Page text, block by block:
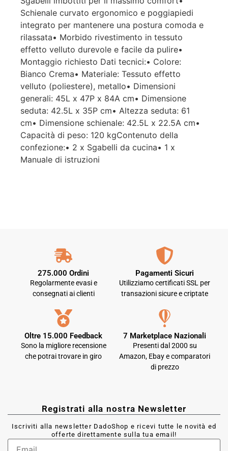
Schienale curvato ergonomico e poggiapiedi
integrato per mantenere una postura comoda e
rilassata• Morbido rivestimento in tessuto
effetto velluto durevole e facile da pulire•
Montaggio richiesto Dati tecnici:• Colore:
Bianco Crema• Materiale: Tessuto effetto
velluto (poliestere), metallo• Dimensioni
generali: 45L x 47P x 84A cm• Dimensione
seduta: 42.5L x 35P cm• Altezza seduta: 61
cm• Dimensione schienale: 42.5L x 22.5A cm•
Capacità di peso: 120 kgContenuto della
confezione:• 2 x Sgabelli da cucina• 1 x
Manuale di istruzioni
275.000 Ordini
Regolarmente evasi e
consegnati ai clienti
Pagamenti Sicuri
Utilizziamo certificati SSL per
transazioni sicure e criptate
Oltre 15.000 Feedback
Sono la migliore recensione
che potrai trovare in giro
7 Marketplace Nazionali
Presenti dal 2000 su
Amazon, Ebay e comparatori
di prezzo
Registrati alla nostra Newsletter
Iscriviti alla newsletter DadoShop e ricevi tutte le novità ed
offerte direttamente sulla tua email!